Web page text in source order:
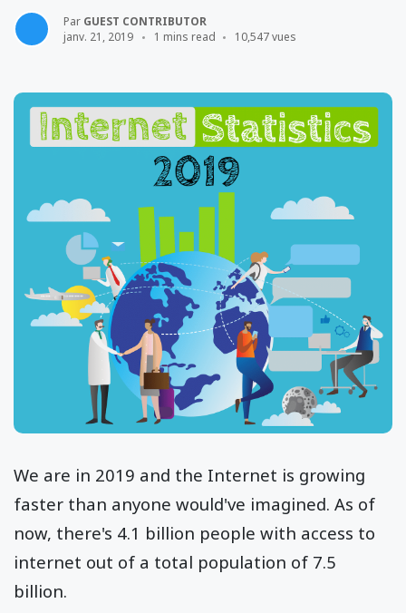
Par GUEST CONTRIBUTOR
janv. 21, 2019
1 mins read 10,547 vues
We are in 2019 and the Internet is growing
faster than anyone would've imagined. As of
now, there's 4.1 billion people with access to
internet out of a total population of 7.5
billion.